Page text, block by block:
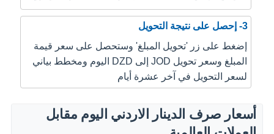
3- إحصل على نتيجة التحويل
إضغط على زر 'تحويل المبلغ' وستحصل على سعر قيمة
المبلغ وسعر تحويل JOD إلى DZD اليوم ومخطط بياني
لسعر التحويل في آخر عشرة أيام
أسعار صرف الدينار الاردني اليوم مقابل